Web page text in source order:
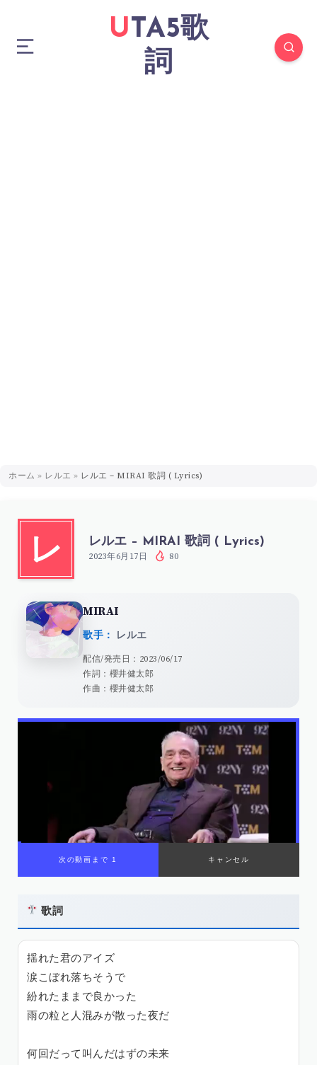
UTA5歌
詞
ホーム » レルエ » レルエ – MIRAI 歌詞 ( Lyrics)
レ レルエ – MIRAI 歌詞 ( Lyrics)
2023年6月17日 80
MIRAI
歌手： レルエ
配信/発売日：2023/06/17
作詞：櫻井健太郎
作曲：櫻井健太郎
次の動画まで 1 キャンセル
歌詞
揺れた君のアイズ
涙こぼれ落ちそうで
紛れたままで良かった
雨の粒と人混みが散った夜だ
何回だって叫んだはずの未来